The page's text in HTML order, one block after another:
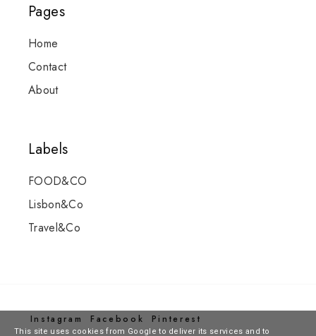
Pages
Home
Contact
About
Labels
FOOD&CO
Lisbon&Co
Travel&Co
Instagram Facebook Pinterest
This site uses cookies from Google to deliver its services and to